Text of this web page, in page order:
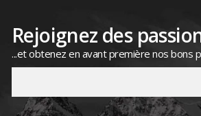
Rejoignez des
...et obtenez en avant première nos bons